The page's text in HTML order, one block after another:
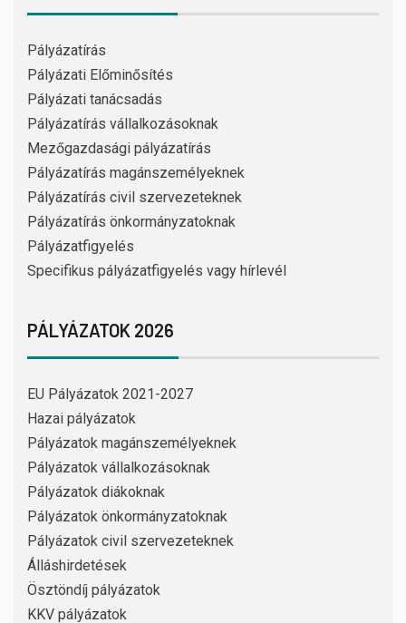
Pályázatírás
Pályázati Előminősítés
Pályázati tanácsadás
Pályázatírás vállalkozásoknak
Mezőgazdasági pályázatírás
Pályázatírás magánszemélyeknek
Pályázatírás civil szervezeteknek
Pályázatírás önkormányzatoknak
Pályázatfigyelés
Specifikus pályázatfigyelés vagy hírlevél
PÁLYÁZATOK 2026
EU Pályázatok 2021-2027
Hazai pályázatok
Pályázatok magánszemélyeknek
Pályázatok vállalkozásoknak
Pályázatok diákoknak
Pályázatok önkormányzatoknak
Pályázatok civil szervezeteknek
Álláshirdetések
Ösztöndíj pályázatok
KKV pályázatok